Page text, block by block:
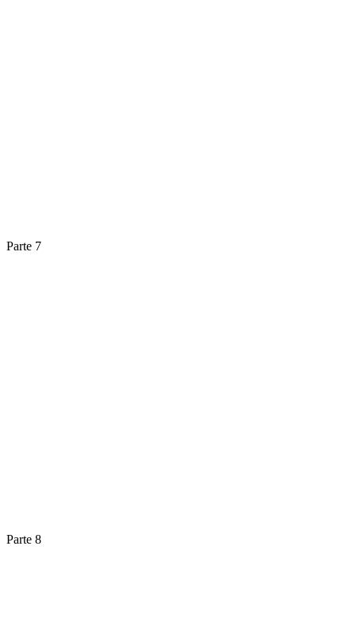
Parte 7
Parte 8